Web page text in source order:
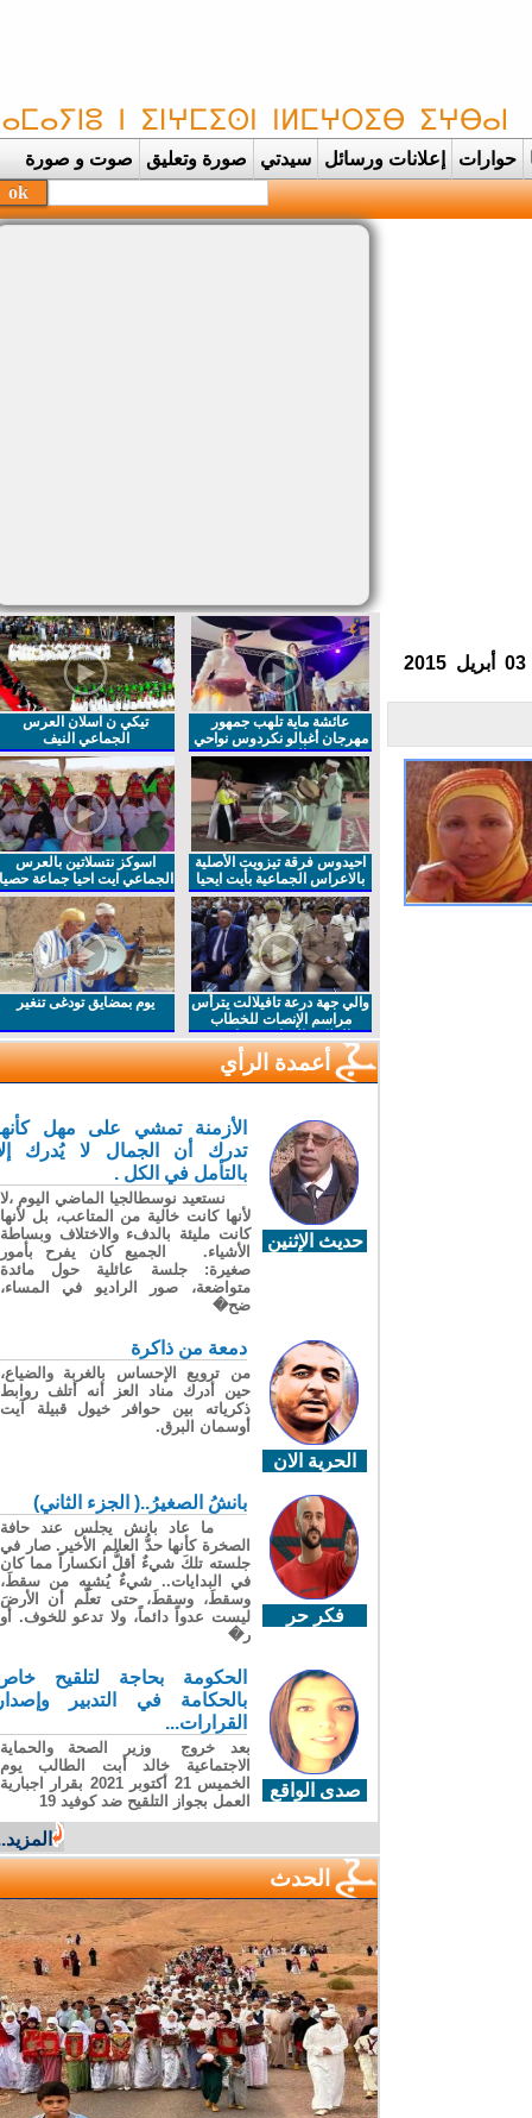
حوارات إعلانات ورسائل سيدتي صورة وتعليق صوت و صورة
عائشة ماية تلهب جمهور
مهرجان أغبالو نكردوس نواحي
الرشيدية
تيكي ن اسلان العرس
الجماعي النيف
احيدوس فرقة تيزويت الأصلية
بالاعراس الجماعية بأيت ايحيا
اسوكز نتسلاتين بالعرس
الجماعي ايت احيا جماعة حصيا
والي جهة درعة تافيلالت يترأس
مراسم الإنصات للخطاب
الملكي السامي بمناسبة
الذكرى27 لعيد العرش المجيد
يوم بمضايق تودغى تنغير
أعمدة الرأي
حديث الإثنين
الأزمنة تمشي على مهل كأنها
تدرك أن الجمال لا يُدرك إلا
بالتأمل في الكل .
نستعيد نوسطالجيا الماضي اليوم ،لا
لأنها كانت خالية من المتاعب، بل لأنها
كانت مليئة بالدفء والاختلاف وبساطة
الأشياء. الجميع كان يفرح بأمور
صغيرة: جلسة عائلية حول مائدة
متواضعة، صور الراديو في المساء،
ضح�
الحرية الان
دمعة من ذاكرة
من ترويع الإحساس بالغربة والضياع،
حين أدرك مناد العز أنه أتلف روابط
ذكرياته بين حوافر خيول قبيلة آيت
أوسمان البرق.
فكر حر
بانشُ الصغيرُ..( الجزء الثاني)
ما عاد بانش يجلس عند حافة
الصخرة كأنها حدُّ العالم الأخير. صار في
جلسته تلكَ شيءٌ أقلُّ انكساراً مما كان
في البدايات.. شيءٌ يُشبِه من سقطَ،
وسقطَ، وسقطَ، حتى تعلّم أن الأرضَ
ليست عدواً دائماً، ولا تدعو للخوف. أو
ر�
صدى الواقع
الحكومة بحاجة لتلقيح خاص
بالحكامة في التدبير وإصدار
القرارات...
بعد خروج وزير الصحة والحماية
الاجتماعية خالد أبت الطالب يوم
الخميس 21 أكتوبر 2021 بقرار اجبارية
العمل بجواز التلقيح ضد كوفيد 19
المزيد...
الحدث